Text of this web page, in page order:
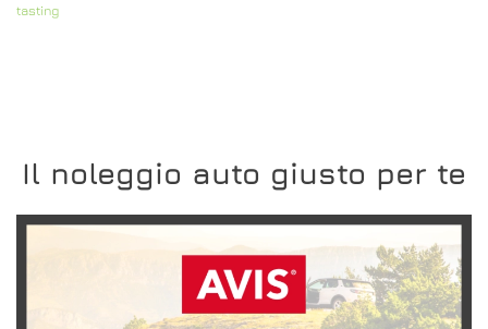
tasting
Il noleggio auto giusto per te